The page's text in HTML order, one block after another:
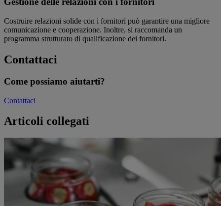
Costruire relazioni solide con i fornitori può garantire una migliore
comunicazione e cooperazione. Inoltre, si raccomanda un
programma strutturato di qualificazione dei fornitori.
Contattaci
Come possiamo aiutarti?
Contattaci
Articoli collegati